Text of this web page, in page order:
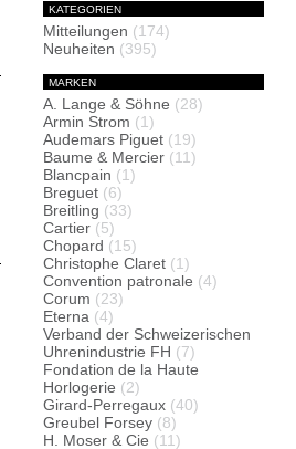
KATEGORIEN
Mitteilungen (174)
Neuheiten (395)
MARKEN
A. Lange & Söhne (28)
Armin Strom (1)
Audemars Piguet (19)
Baume & Mercier (11)
Blancpain (1)
Breguet (6)
Breitling (33)
Cartier (5)
Chopard (15)
Christophe Claret (1)
Convention patronale (4)
Corum (23)
Eterna (4)
Verband der Schweizerischen
Uhrenindustrie FH (7)
Fondation de la Haute
Horlogerie (2)
Girard-Perregaux (40)
Greubel Forsey (8)
H. Moser & Cie (11)